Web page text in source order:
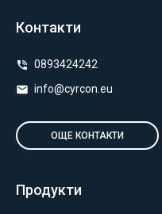
Контакти
0893424242
info@cyrcon.eu
ОЩЕ КОНТАКТИ
Продукти